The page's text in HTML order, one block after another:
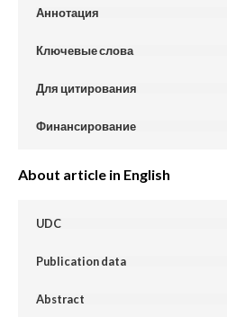
Аннотация
Ключевые слова
Для цитирования
Финансирование
About article in English
UDC
Publication data
Abstract